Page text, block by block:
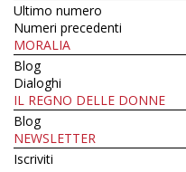
Ultimo numero
Numeri precedenti
MORALIA
Blog
Dialoghi
IL REGNO DELLE DONNE
Blog
NEWSLETTER
Iscriviti